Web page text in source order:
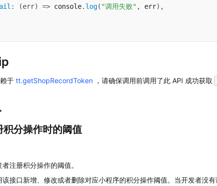
: (err) => console. log( "调用失败" , err) ,
于 tt.getShopRecordToken ，请确保调用前调用了此 API 成功获取
积分操作时的阈值
注册积分操作的阈值。
该接口新增、修改或者删除对应小程序的积分操作阈值。当开发者没